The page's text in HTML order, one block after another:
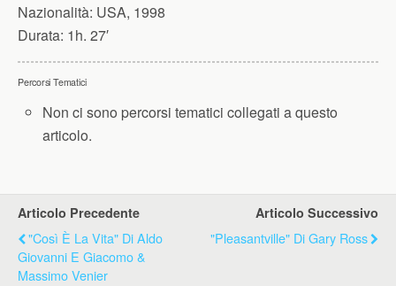
Nazionalità: USA, 1998
Durata: 1h. 27′
Percorsi Tematici
Non ci sono percorsi tematici collegati a questo
articolo.
Articolo Precedente
"Così È La Vita" Di Aldo
Giovanni E Giacomo &
Massimo Venier
Articolo Successivo
"Pleasantville" Di Gary Ross